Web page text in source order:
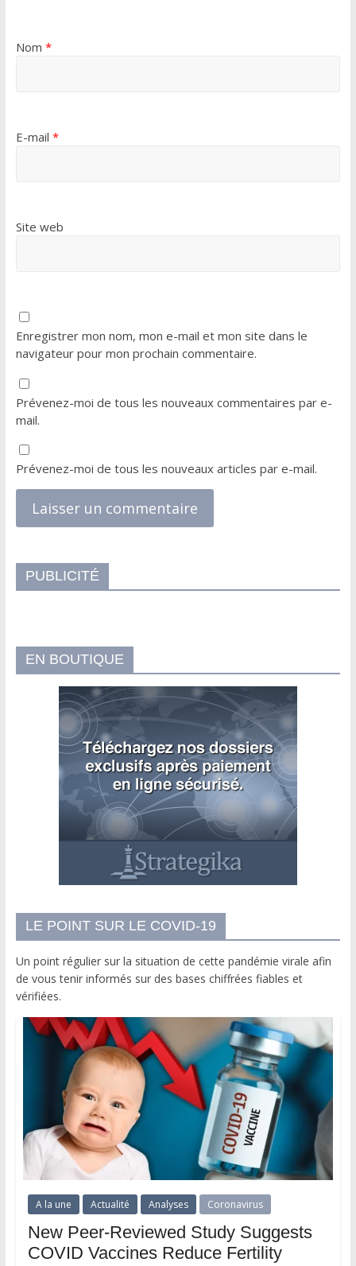
Nom *
E-mail *
Site web
Enregistrer mon nom, mon e-mail et mon site dans le
navigateur pour mon prochain commentaire.
Prévenez-moi de tous les nouveaux commentaires par e-
mail.
Prévenez-moi de tous les nouveaux articles par e-mail.
PUBLICITÉ
EN BOUTIQUE
LE POINT SUR LE COVID-19
Un point régulier sur la situation de cette pandémie virale afin
de vous tenir informés sur des bases chiffrées fiables et
vérifiées.
A la une Actualité Analyses Coronavirus
New Peer-Reviewed Study Suggests
COVID Vaccines Reduce Fertility